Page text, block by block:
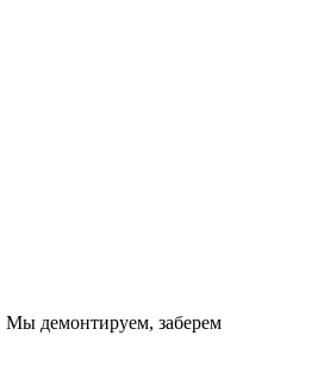
Мы демонтируем, заберем